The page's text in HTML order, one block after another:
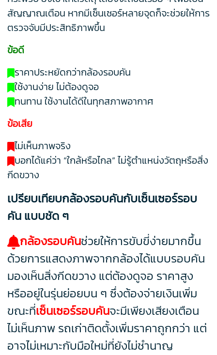
สัญญาณเตือน หากมีเซ็นเซอร์หลายจุดก็จะช่วยให้การ
ตรวจจับมีประสิทธิภาพขึ้น
ข้อดี
ราคาประหยัดกว่ากล้องรอบคัน
ใช้งานง่าย ไม่ต้องดูจอ
ทนทาน ใช้งานได้ดีในทุกสภาพอากาศ
ข้อเสีย
ไม่เห็นภาพจริง
บอกได้แค่ว่า “ใกล้หรือไกล” ไม่รู้ตำแหน่งวัตถุหรือสิ่ง
กีดขวาง
เปรียบเทียบกล้องรอบคันกับเซ็นเซอร์รอบ
คัน แบบชัด ๆ
กล้องรอบคันช่วยให้การขับขี่ง่ายมากขึ้น
ด้วยการแสดงภาพจากกล้องได้แบบรอบคัน
มองเห็นสิ่งกีดขวาง แต่ต้องดูจอ ราคาสูง
หรืออยู่ในรุ่นย่อยบน ๆ ซึ่งต้องจ่ายเงินเพิ่ม
ขณะที่เซ็นเซอร์รอบคันจะมีเพียงเสียงเตือน
ไม่เห็นภาพ รถเก่าติดตั้งเพิ่มราคาถูกกว่า แต่
อาจไม่เหมาะกับมือใหม่ที่ยังไม่ชำนาญ